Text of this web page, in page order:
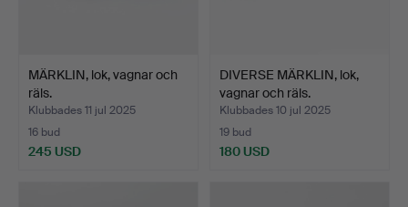
MÄRKLIN, lok, vagnar och
räls.
Klubbades 11 jul 2025
16 bud
245 USD
DIVERSE MÄRKLIN, lok,
vagnar och räls.
Klubbades 10 jul 2025
19 bud
180 USD